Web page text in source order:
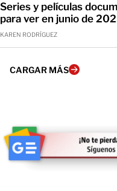
Series y películas
para ver en junio de
KAREN RODRÍGUEZ
CARGAR MÁS